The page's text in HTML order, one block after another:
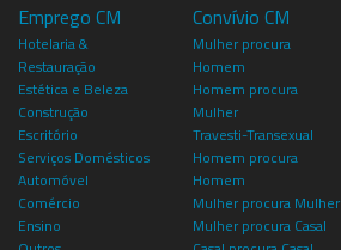
Emprego CM
Hotelaria &
Restauração
Estética e Beleza
Construção
Escritório
Serviços Domésticos
Automóvel
Comércio
Ensino
Convívio CM
Mulher procura
Homem
Homem procura
Mulher
Travesti-Transexual
Homem procura
Homem
Mulher procura Mulher
Mulher procura Casal